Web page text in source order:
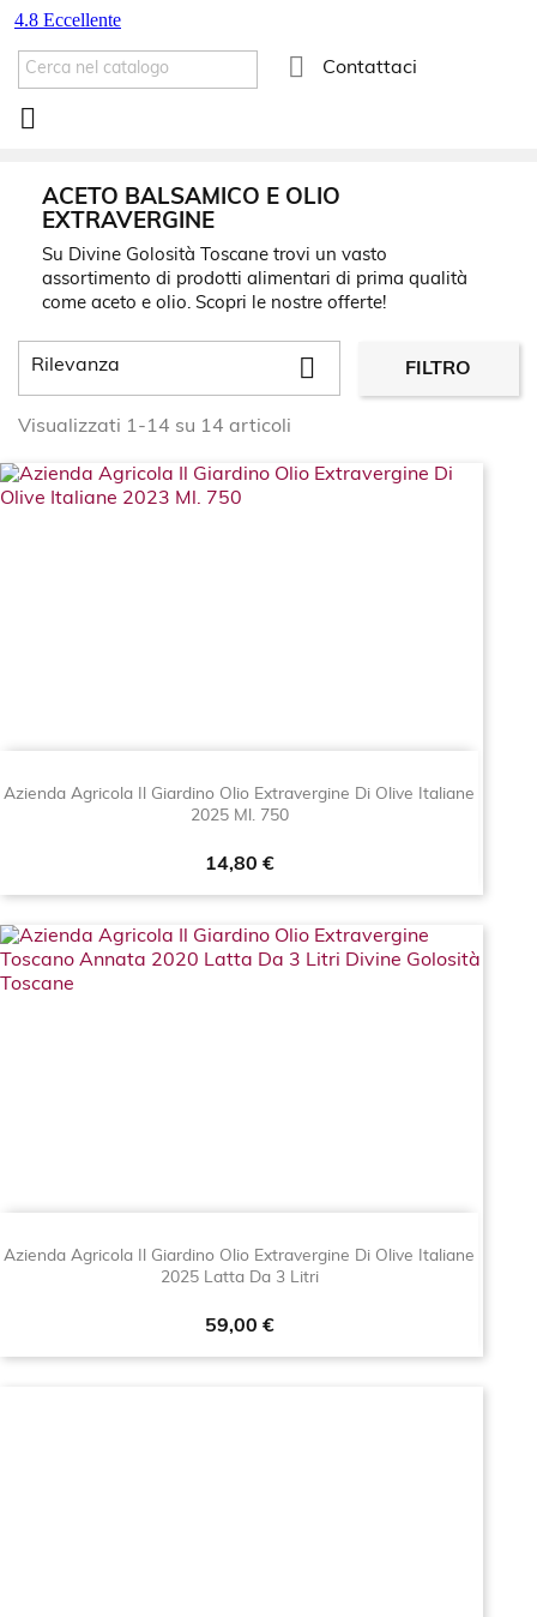
 Contattaci

ACETO BALSAMICO E OLIO
EXTRAVERGINE
Su Divine Golosità Toscane trovi un vasto
assortimento di prodotti alimentari di prima qualità
come aceto e olio. Scopri le nostre offerte!
Rilevanza  FILTRO
Visualizzati 1-14 su 14 articoli
Azienda Agricola Il Giardino Olio Extravergine Di Olive Italiane
2025 Ml. 750
Prezzo
14,80 €
Azienda Agricola Il Giardino Olio Extravergine Di Olive Italiane
2025 Latta Da 3 Litri
Prezzo
59,00 €